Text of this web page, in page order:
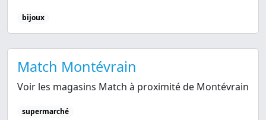
bijoux
Match Montévrain
Voir les magasins Match à proximité de Montévrain
supermarché